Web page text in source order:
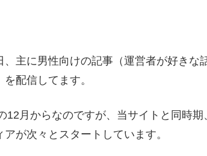
、主に男性向けの記事（運営者が好きな
配信してます。
12月からなのですが、当サイトと同時
が次々とスタートしています。